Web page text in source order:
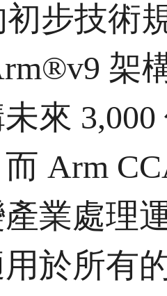
初步技術
架
來
Arm
業處理
於所有